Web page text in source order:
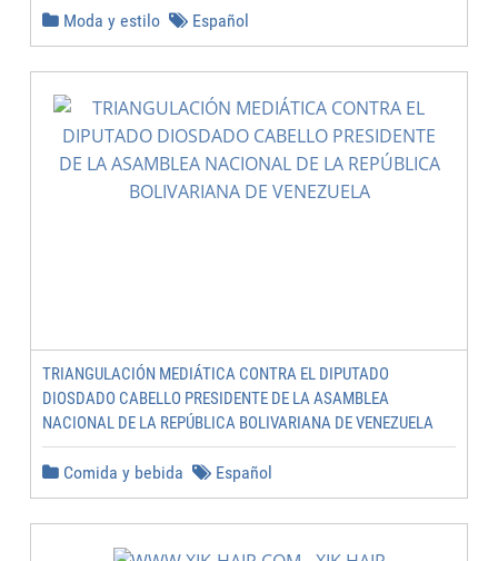
Moda y estilo Español
TRIANGULACIÓN MEDIÁTICA CONTRA EL DIPUTADO
DIOSDADO CABELLO PRESIDENTE DE LA ASAMBLEA
NACIONAL DE LA REPÚBLICA BOLIVARIANA DE VENEZUELA
Comida y bebida Español